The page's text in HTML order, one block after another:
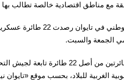
مع مناطق اقتصادية خالصة تطالب بها
الجمعة والسبت.
وأضافت الوزارة أن طائرتين من
الغربية للبلاد، بحسب موقع